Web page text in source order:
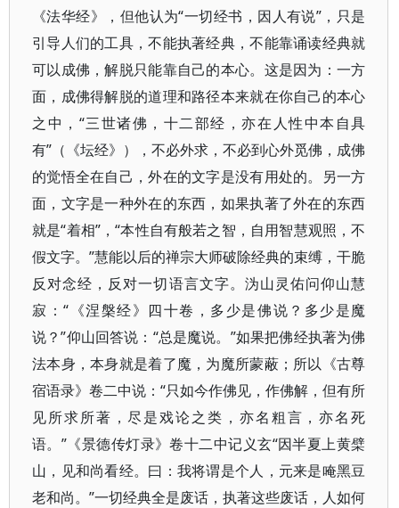
《法华经》，但他认为“一切经书，因人有说”，只是
引导人们的工具，不能执著经典，不能靠诵读经典就
可以成佛，解脱只能靠自己的本心。这是因为：一方
面，成佛得解脱的道理和路径本来就在你自己的本心
之中，“三世诸佛，十二部经，亦在人性中本自具
有”（《坛经》），不必外求，不必到心外觅佛，成佛
的觉悟全在自己，外在的文字是没有用处的。另一方
面，文字是一种外在的东西，如果执著了外在的东西
就是“着相”，“本性自有般若之智，自用智慧观照，不
假文字。”慧能以后的禅宗大师破除经典的束缚，干脆
反对念经，反对一切语言文字。沩山灵佑问仰山慧
寂：“《涅槃经》四十卷，多少是佛说？多少是魔
说？”仰山回答说：“总是魔说。”如果把佛经执著为佛
法本身，本身就是着了魔，为魔所蒙蔽；所以《古尊
宿语录》卷二中说：“只如今作佛见，作佛解，但有所
见所求所著，尽是戏论之类，亦名粗言，亦名死
语。”《景德传灯录》卷十二中记义玄“因半夏上黄檗
山，见和尚看经。曰：我将谓是个人，元来是唵黑豆
老和尚。”一切经典全是废话，执著这些废话，人如何